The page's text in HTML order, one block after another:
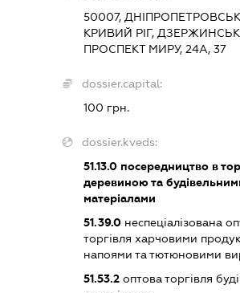
50007,
КРИВИЙ РІГ,
ПРОСПЕКТ МИРУ, 24А, 37
dossier.capital:
100 грн.
dossier.kveds:
51.13.0 посередництво в
деревиною та
матеріалами
51.39.0 неспеціалізована
торгівля харчовими
напоями та тютюновими
51.53.2 оптова торгівля